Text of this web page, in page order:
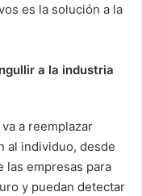
es la solución a la
a la industria
a reemplazar
al individuo, desde
las empresas para
y puedan detectar